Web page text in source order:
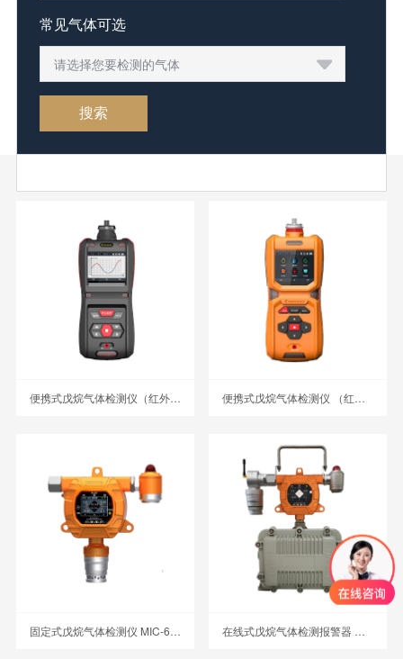
常见气体可选
请选择您要检测的气体
搜索
便携式戊烷气体检测仪（红外） MS500-C5H12 便携式戊烷气体检测仪 （红外）MS600-C5H12
固定式戊烷气体检测仪 MIC-600-C5H12 在线式戊烷气体检测报警器 MIC-600-C5H12